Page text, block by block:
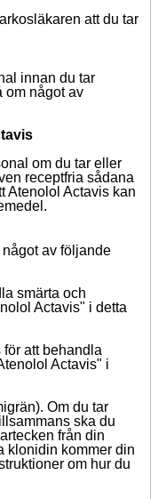
att du tar
innan du tar
om något av
om du tar eller
receptfria sådana
Atenolol Actavis kan
av följande
smärta och
Actavis" i detta
att behandla
Actavis" i
Om du tar
ska du
från din
klonidin kommer din
om hur du